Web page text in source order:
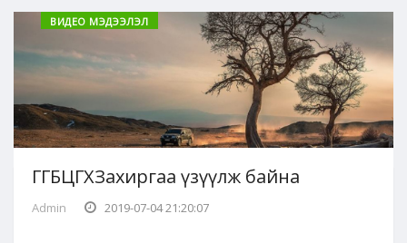
ВИДЕО МЭДЭЭЛЭЛ
ГГБЦГХЗахиргаа үзүүлж байна
Admin 2019-07-04 21:20:07